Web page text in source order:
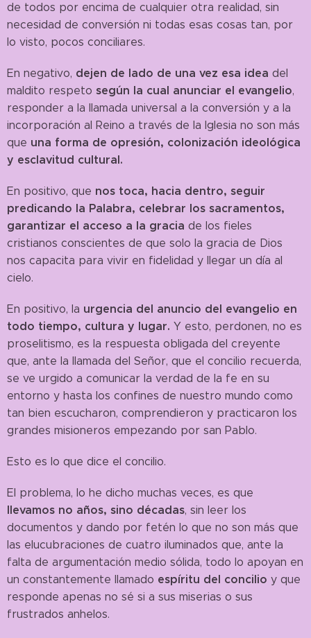
de todos por encima de cualquier otra realidad, sin
necesidad de conversión ni todas esas cosas tan, por
lo visto, pocos conciliares.
En negativo, dejen de lado de una vez esa idea del
maldito respeto según la cual anunciar el evangelio,
responder a la llamada universal a la conversión y a la
incorporación al Reino a través de la Iglesia no son más
que una forma de opresión, colonización ideológica
y esclavitud cultural.
En positivo, que nos toca, hacia dentro, seguir
predicando la Palabra, celebrar los sacramentos,
garantizar el acceso a la gracia de los fieles
cristianos conscientes de que solo la gracia de Dios
nos capacita para vivir en fidelidad y llegar un día al
cielo.
En positivo, la urgencia del anuncio del evangelio en
todo tiempo, cultura y lugar. Y esto, perdonen, no es
proselitismo, es la respuesta obligada del creyente
que, ante la llamada del Señor, que el concilio recuerda,
se ve urgido a comunicar la verdad de la fe en su
entorno y hasta los confines de nuestro mundo como
tan bien escucharon, comprendieron y practicaron los
grandes misioneros empezando por san Pablo.
Esto es lo que dice el concilio.
El problema, lo he dicho muchas veces, es que
llevamos no años, sino décadas, sin leer los
documentos y dando por fetén lo que no son más que
las elucubraciones de cuatro iluminados que, ante la
falta de argumentación medio sólida, todo lo apoyan en
un constantemente llamado espíritu del concilio y que
responde apenas no sé si a sus miserias o sus
frustrados anhelos.